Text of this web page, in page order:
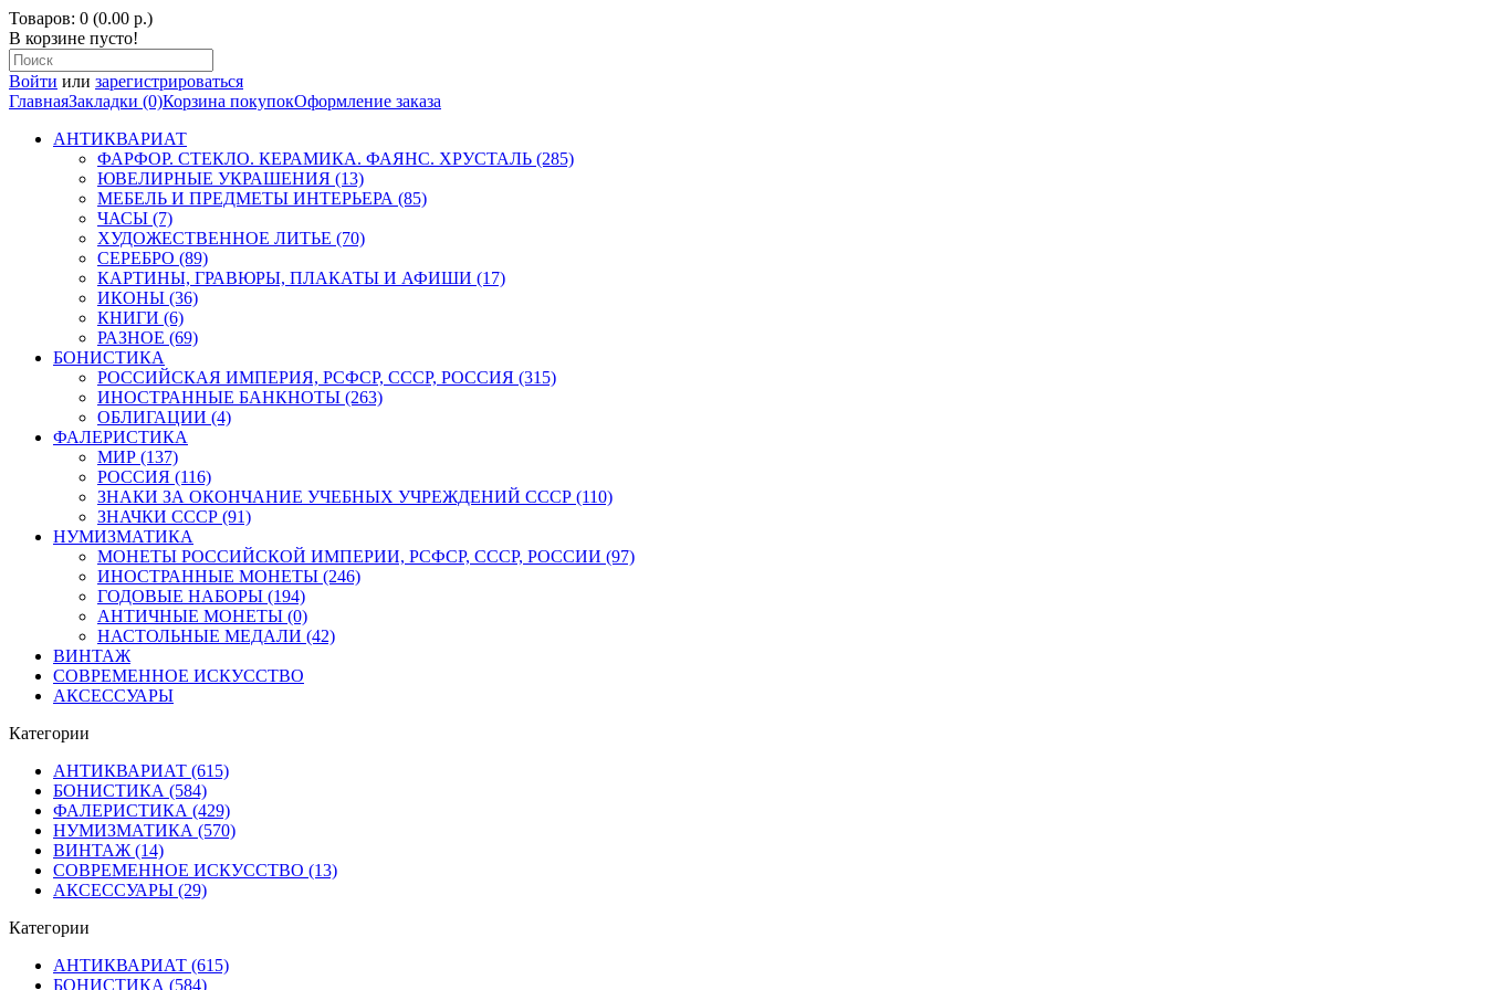
Товаров: 0 (0.00 р.)
В корзине пусто!
Войти или зарегистрироваться
ГлавнаяЗакладки (0)Корзина покупокОформление заказа
АНТИКВАРИАТ
ФАРФОР. СТЕКЛО. КЕРАМИКА. ФАЯНС. ХРУСТАЛЬ (285)
ЮВЕЛИРНЫЕ УКРАШЕНИЯ (13)
МЕБЕЛЬ И ПРЕДМЕТЫ ИНТЕРЬЕРА (85)
ЧАСЫ (7)
ХУДОЖЕСТВЕННОЕ ЛИТЬЕ (70)
СЕРЕБРО (89)
КАРТИНЫ, ГРАВЮРЫ, ПЛАКАТЫ И АФИШИ (17)
ИКОНЫ (36)
КНИГИ (6)
РАЗНОЕ (69)
БОНИСТИКА
РОССИЙСКАЯ ИМПЕРИЯ, РСФСР, СССР, РОССИЯ (315)
ИНОСТРАННЫЕ БАНКНОТЫ (263)
ОБЛИГАЦИИ (4)
ФАЛЕРИСТИКА
МИР (137)
РОССИЯ (116)
ЗНАКИ ЗА ОКОНЧАНИЕ УЧЕБНЫХ УЧРЕЖДЕНИЙ СССР (110)
ЗНАЧКИ СССР (91)
НУМИЗМАТИКА
МОНЕТЫ РОССИЙСКОЙ ИМПЕРИИ, РСФСР, СССР, РОССИИ (97)
ИНОСТРАННЫЕ МОНЕТЫ (246)
ГОДОВЫЕ НАБОРЫ (194)
АНТИЧНЫЕ МОНЕТЫ (0)
НАСТОЛЬНЫЕ МЕДАЛИ (42)
ВИНТАЖ
СОВРЕМЕННОЕ ИСКУССТВО
АКСЕССУАРЫ
Категории
АНТИКВАРИАТ (615)
БОНИСТИКА (584)
ФАЛЕРИСТИКА (429)
НУМИЗМАТИКА (570)
ВИНТАЖ (14)
СОВРЕМЕННОЕ ИСКУССТВО (13)
АКСЕССУАРЫ (29)
Категории
АНТИКВАРИАТ (615)
БОНИСТИКА (584)